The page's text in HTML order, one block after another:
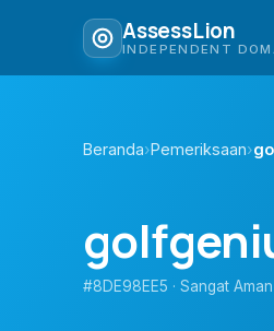
AssessLion
Beranda›Pemeriksaan›
#8DE98EE5 · Sangat Aman